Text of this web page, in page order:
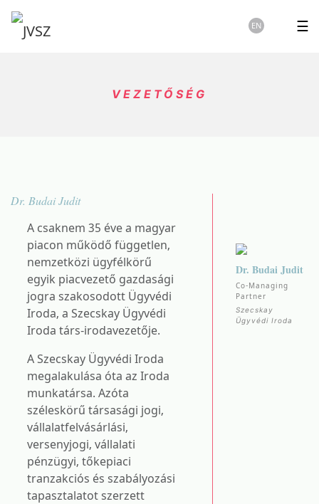
☰
EN
VEZETŐSÉG
Dr. Budai Judit
A csaknem 35 éve a magyar
piacon működő független,
nemzetközi ügyfélkörű
egyik piacvezető gazdasági
jogra szakosodott Ügyvédi
Iroda, a Szecskay Ügyvédi
Iroda társ-irodavezetője.
A Szecskay Ügyvédi Iroda
megalakulása óta az Iroda
munkatársa. Azóta
széleskörű társasági jogi,
vállalatfelvásárlási,
versenyjogi, vállalati
pénzügyi, tőkepiaci
tranzakciós és szabályozási
tapasztalatot szerzett
Dr. Budai Judit
Co-Managing
Partner
Szecskay
Ügyvédi Iroda